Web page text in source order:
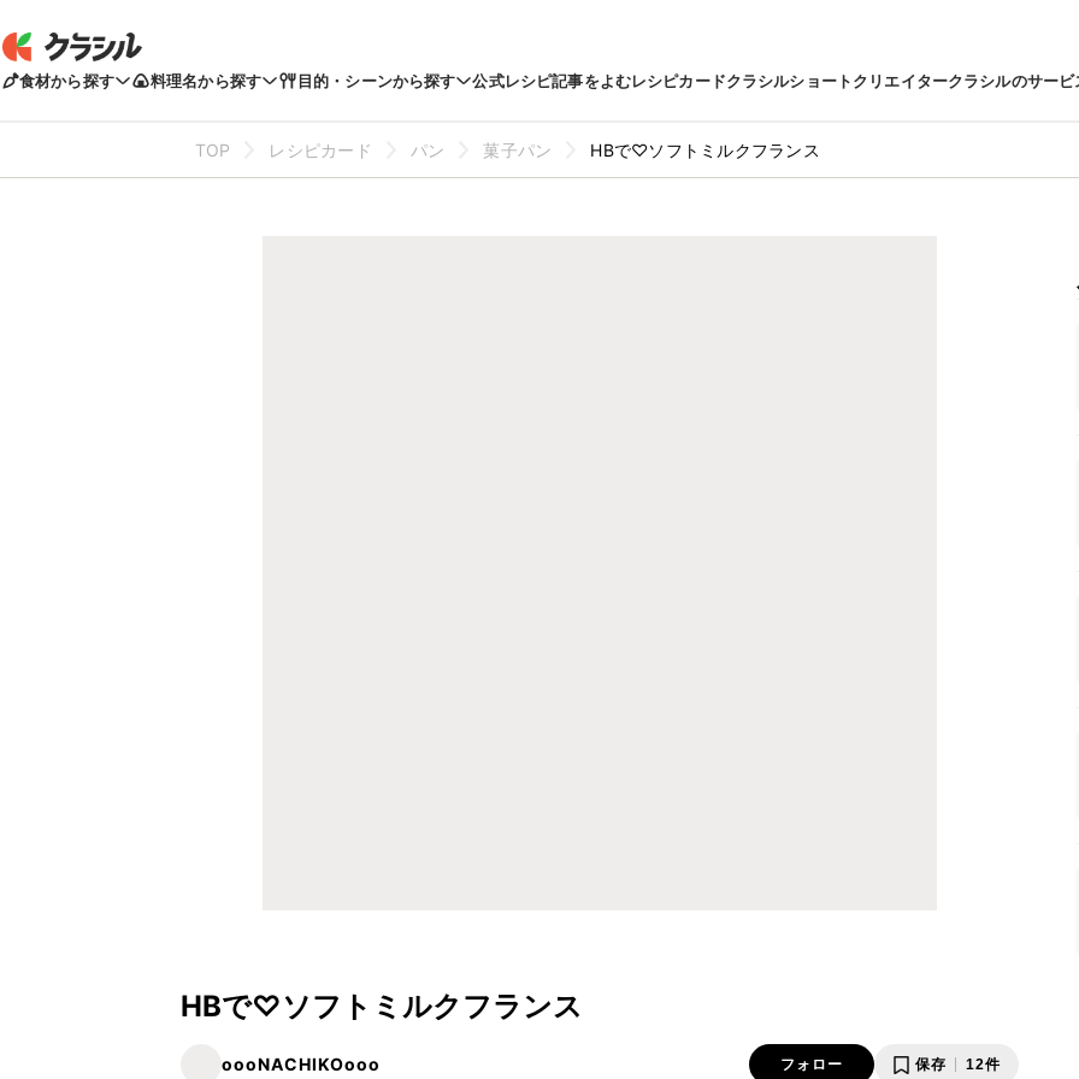
食材から探す 料理名から探す 目的・シーンから探す 公式レシピ記事をよむレシピカードクラシルショートクリエイタークラシルのサービ
TOP レシピカード パン 菓子パン HBで♡ソフトミルクフランス
HBで♡ソフトミルクフランス
oooNACHIKOooo フォロー 保存 12件